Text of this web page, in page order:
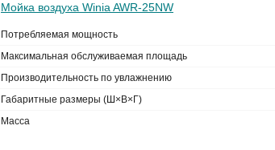
Мойка воздуха Winia AWR-25NW
Потребляемая мощность
Максимальная обслуживаемая площадь
Производительность по увлажнению
Габаритные размеры (Ш×В×Г)
Масса